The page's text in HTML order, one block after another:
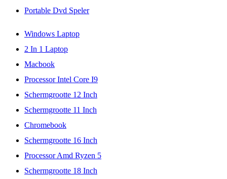
Portable Dvd Speler
Windows Laptop
2 In 1 Laptop
Macbook
Processor Intel Core I9
Schermgrootte 12 Inch
Schermgrootte 11 Inch
Chromebook
Schermgrootte 16 Inch
Processor Amd Ryzen 5
Schermgrootte 18 Inch